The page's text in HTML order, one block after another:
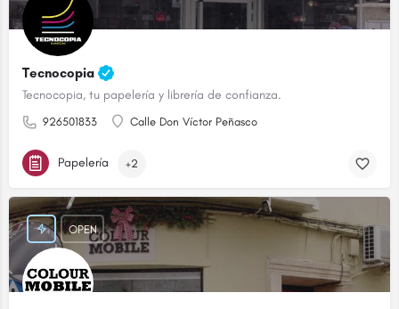
Tecnocopia
Tecnocopia, tu papelería y librería de confianza.
926501833 Calle Don Víctor Peñasco
Papelería +2
OPEN